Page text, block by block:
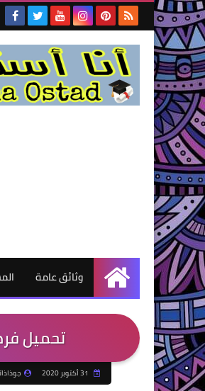
الرئيسية
وثائق عامة
تحميل